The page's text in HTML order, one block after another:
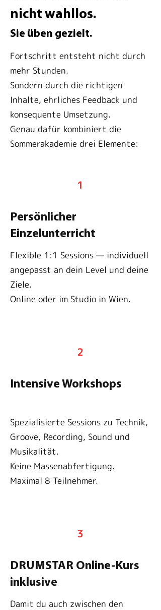
nicht wahllos.
Sie üben gezielt.
Fortschritt entsteht nicht durch
mehr Stunden.
Sondern durch die richtigen
Inhalte, ehrliches Feedback und
konsequente Umsetzung.
Genau dafür kombiniert die
Sommerakademie drei Elemente:
1
Persönlicher
Einzelunterricht
Flexible 1:1 Sessions — individuell
angepasst an dein Level und deine
Ziele.
Online oder im Studio in Wien.
2
Intensive Workshops
Spezialisierte Sessions zu Technik,
Groove, Recording, Sound und
Musikalität.
Keine Massenabfertigung.
Maximal 8 Teilnehmer.
3
DRUMSTAR Online-Kurs
inklusive
Damit du auch zwischen den